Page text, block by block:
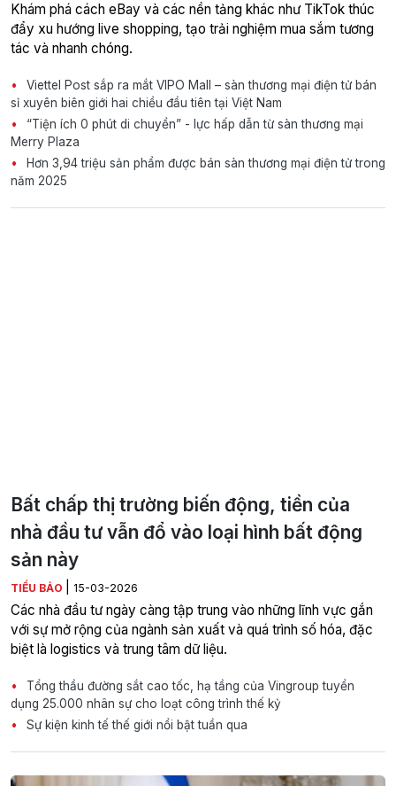
Khám phá cách eBay và các nền tảng khác như TikTok thúc
đẩy xu hướng live shopping, tạo trải nghiệm mua sắm tương
tác và nhanh chóng.
Viettel Post sắp ra mắt VIPO Mall – sàn thương mại điện tử bán
sỉ xuyên biên giới hai chiều đầu tiên tại Việt Nam
“Tiện ích 0 phút di chuyển” - lực hấp dẫn từ sàn thương mại
Merry Plaza
Hơn 3,94 triệu sản phẩm được bán sàn thương mại điện tử trong
năm 2025
Bất chấp thị trường biến động, tiền của
nhà đầu tư vẫn đổ vào loại hình bất động
sản này
TIỂU BẢO 15-03-2026
Các nhà đầu tư ngày càng tập trung vào những lĩnh vực gắn
với sự mở rộng của ngành sản xuất và quá trình số hóa, đặc
biệt là logistics và trung tâm dữ liệu.
Tổng thầu đường sắt cao tốc, hạ tầng của Vingroup tuyển
dụng 25.000 nhân sự cho loạt công trình thế kỷ
Sự kiện kinh tế thế giới nổi bật tuần qua